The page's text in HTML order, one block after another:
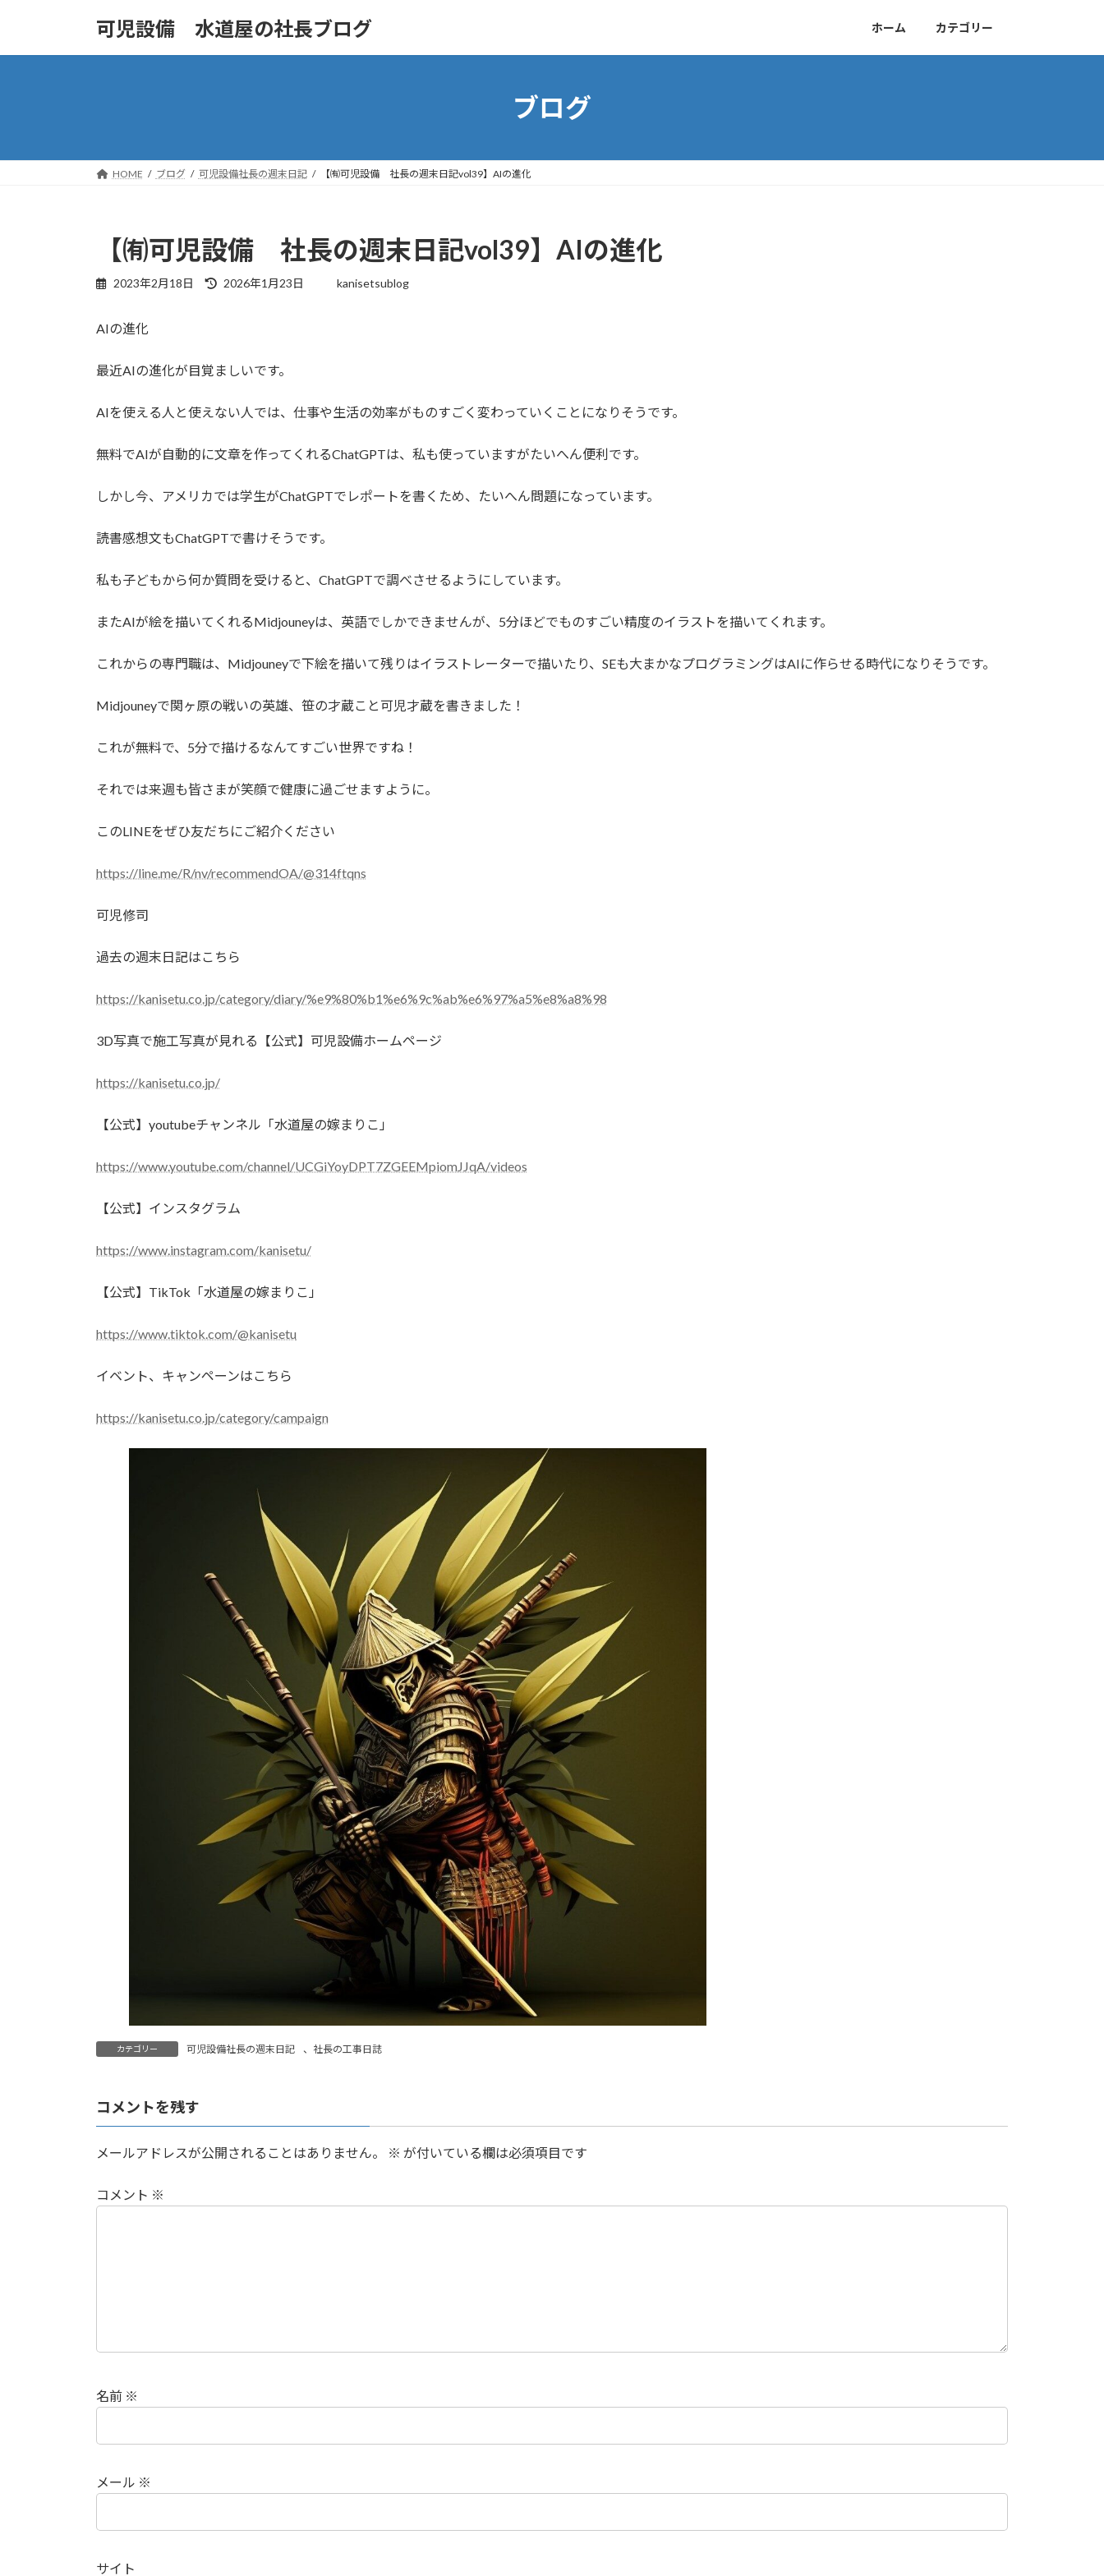
可児設備 水道屋の社長ブログ ホーム カテゴリー
ブログ
HOME ブログ 可児設備社長の週末日記 【㈲可児設備 社長の週末日記vol39】AIの進化
【㈲可児設備 社長の週末日記vol39】AIの進化
2023年2月18日
最
時
:
2026年1月23日 kanisetsublog
AIの進化
最近AIの進化が目覚ましいです。
AIを使える人と使えない人では、仕事や生活の効率がものすごく変わっていくことになりそうです。
無料でAIが自動的に文章を作ってくれるChatGPTは、私も使っていますがたいへん便利です。
しかし今、アメリカでは学生がChatGPTでレポートを書くため、たいへん問題になっています。
読書感想文もChatGPTで書けそうです。
私も子どもから何か質問を受けると、ChatGPTで調べさせるようにしています。
またAIが絵を描いてくれるMidjouneyは、英語でしかできませんが、5分ほどでものすごい精度のイラストを描いてくれます。
これからの専門職は、Midjouneyで下絵を描いて残りはイラストレーターで描いたり、SEも大まかなプログラミングはAIに作らせる時代になりそうです。
Midjouneyで関ヶ原の戦いの英雄、笹の才蔵こと可児才蔵を書きました！
これが無料で、5分で描けるなんてすごい世界ですね！
それでは来週も皆さまが笑顔で健康に過ごせますように。
このLINEをぜひ友だちにご紹介ください
https://line.me/R/nv/recommendOA/@314ftqns
可児修司
過去の週末日記はこちら
https://kanisetu.co.jp/category/diary/%e9%80%b1%e6%9c%ab%e6%97%a5%e8%a8%98
3D写真で施工写真が見れる【公式】可児設備ホームページ
https://kanisetu.co.jp/
【公式】youtubeチャンネル「水道屋の嫁まりこ」
https://www.youtube.com/channel/UCGiYoyDPT7ZGEEMpiomJJqA/videos
【公式】インスタグラム
https://www.instagram.com/kanisetu/
【公式】TikTok「水道屋の嫁まりこ」
https://www.tiktok.com/@kanisetu
イベント、キャンペーンはこちら
https://kanisetu.co.jp/category/campaign
カテゴリー 可児設備社長の週末日記 、 社長の工事日誌
コメントを残す
メールアドレスが公開されることはありません。 ※ が付いている欄は必須項目です
コメント ※
名前 ※
メール ※
サイト